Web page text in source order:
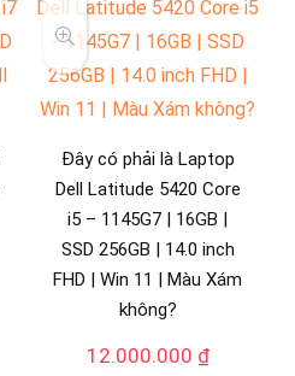
Đây có phải là Laptop
Dell Latitude 5420 Core
i5 – 1145G7 | 16GB |
SSD 256GB | 14.0 inch
FHD | Win 11 | Màu Xám
không?
12.000.000 ₫